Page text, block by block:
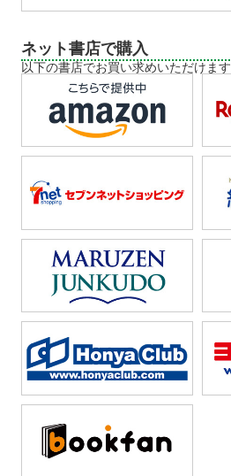
ネット書店で購入
以下の書店でお買い求めいただけます